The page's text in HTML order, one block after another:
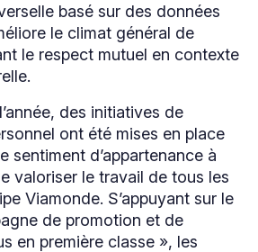
basé sur des données
le climat général de
le respect mutuel en contexte
des initiatives de
ont été mises en place
sentiment d’appartenance à
valoriser le travail de tous les
Viamonde. S’appuyant sur le
de promotion et de
en première classe », les